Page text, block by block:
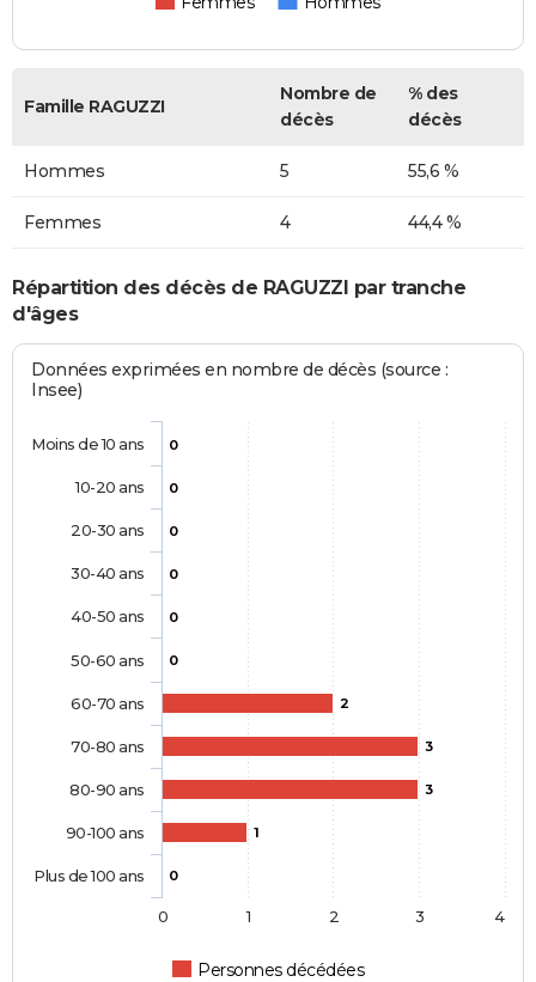
Famille RAGUZZI
Nombre de
décès
% des
décès
Hommes 5 55,6 %
Femmes 4 44,4 %
Répartition des décès de RAGUZZI par tranche
d'âges
Données exprimées en nombre de décès (source :
Insee)
0
0
0
0
0
0
2
3
3
1
0
Personnes décédées
Moins de 10 ans
10-20 ans
20-30 ans
30-40 ans
40-50 ans
50-60 ans
60-70 ans
70-80 ans
80-90 ans
90-100 ans
Plus de 100 ans
0 1 2 3 4